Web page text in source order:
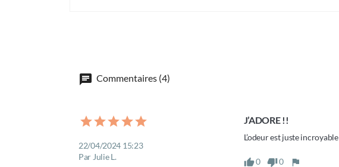
Commentaires (4)
22/04/2024 15:23
Par Julie L.
J’ADORE !!
L’odeur est juste
0 0